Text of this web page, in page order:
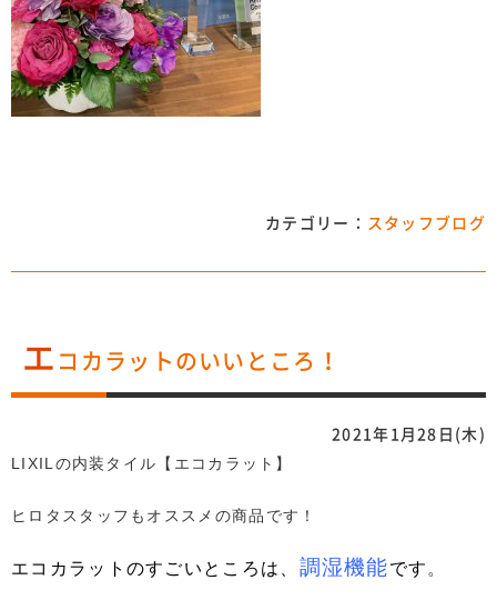
カテゴリー： スタッフブログ
エ コカラットのいいところ！
2021年1月28日(木)
LIXILの内装タイル【エコカラット】
ヒロタスタッフもオススメの商品です！
エコカラットのすごいところは、 調湿機能です 。